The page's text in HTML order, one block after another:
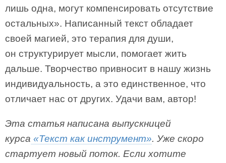
лишь одна, могут компенсировать отсутствие
остальных». Написанный текст обладает
своей магией, это терапия для души,
он структурирует мысли, помогает жить
дальше. Творчество привносит в нашу жизнь
индивидуальность, а это единственное, что
отличает нас от других. Удачи вам, автор!
Эта статья написана выпускницей
курса «Текст как инструмент». Уже скоро
стартует новый поток. Если хотите